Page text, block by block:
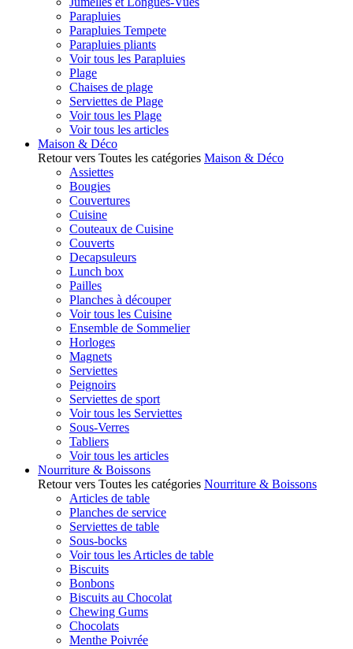
Parapluies
Parapluies Tempete
Parapluies pliants
Voir tous les Parapluies
Plage
Chaises de plage
Serviettes de Plage
Voir tous les Plage
Voir tous les articles
Maison & Déco
Retour vers Toutes les catégories Maison & Déco
Assiettes
Bougies
Couvertures
Cuisine
Couteaux de Cuisine
Couverts
Decapsuleurs
Lunch box
Pailles
Planches à découper
Voir tous les Cuisine
Ensemble de Sommelier
Horloges
Magnets
Serviettes
Peignoirs
Serviettes de sport
Voir tous les Serviettes
Sous-Verres
Tabliers
Voir tous les articles
Nourriture & Boissons
Retour vers Toutes les catégories Nourriture & Boissons
Articles de table
Planches de service
Serviettes de table
Sous-bocks
Voir tous les Articles de table
Biscuits
Bonbons
Biscuits au Chocolat
Chewing Gums
Chocolats
Menthe Poivrée